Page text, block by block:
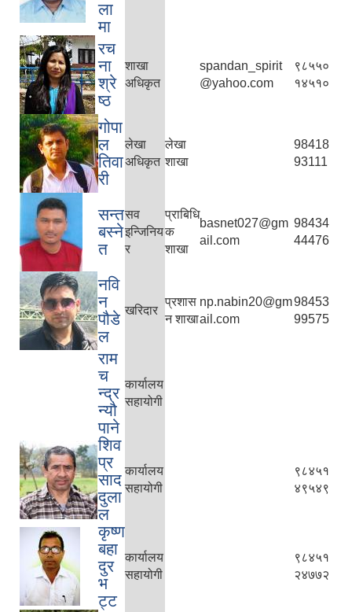
ला
मा
रच
ना
श्रे
ष्ठ
शाखा
अधिकृत
spandan_spirit
@yahoo.com
९८५५०
१४५१०
गोपा
ल
तिवा
री
लेखा
अधिकृत
लेखा
शाखा
98418
93111
सन्त
बस्ने
त
सव
इन्जिनिय
र
प्राबिधि
क
शाखा
basnet027@gm
ail.com
98434
44476
नवि
न
पौडे
ल
खरिदार
प्रशास
न शाखा
np.nabin20@gm
ail.com
98453
99575
राम
च
न्द्र
न्यौ
पाने
कार्यालय
सहायोगी
शिव
प्र
साद
दुला
ल
कार्यालय
सहायोगी
९८४५१
४९५४९
कृष्ण
बहा
दुर
भ
ट्ट
कार्यालय
सहायोगी
९८४५१
२४७७२